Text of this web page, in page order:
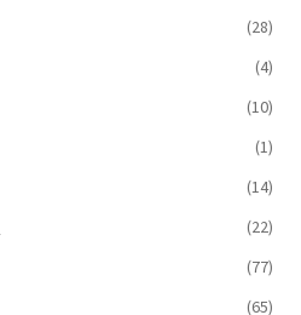
(28)
(4)
(10)
(1)
(14)
(22)
(77)
(65)